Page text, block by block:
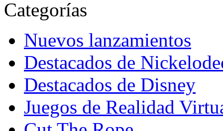
Categorías
Nuevos lanzamientos
Destacados de
Destacados de Disney
Juegos de Realidad